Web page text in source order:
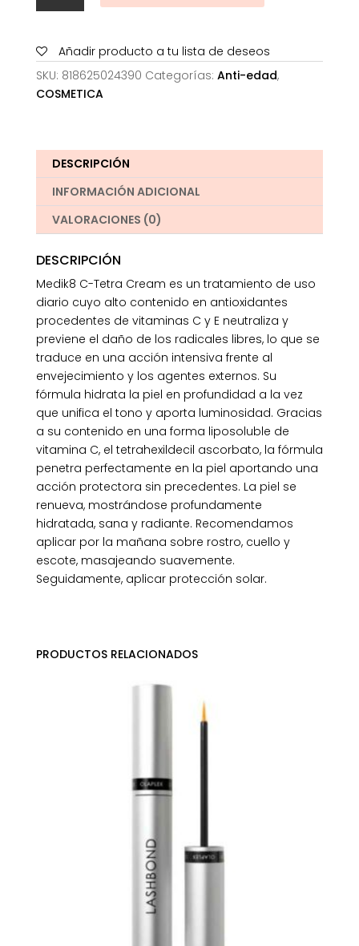
Tetra
Vitamina
C
Día
Añadir producto a tu lista de deseos
SKU: 818625024390 Categorías: Anti-edad,
COSMETICA
DESCRIPCIÓN
INFORMACIÓN ADICIONAL
VALORACIONES (0)
DESCRIPCIÓN
Medik8 C-Tetra Cream es un tratamiento de uso
diario cuyo alto contenido en antioxidantes
procedentes de vitaminas C y E neutraliza y
previene el daño de los radicales libres, lo que se
traduce en una acción intensiva frente al
envejecimiento y los agentes externos. Su
fórmula hidrata la piel en profundidad a la vez
que unifica el tono y aporta luminosidad. Gracias
a su contenido en una forma liposoluble de
vitamina C, el tetrahexildecil ascorbato, la fórmula
penetra perfectamente en la piel aportando una
acción protectora sin precedentes. La piel se
renueva, mostrándose profundamente
hidratada, sana y radiante. Recomendamos
aplicar por la mañana sobre rostro, cuello y
escote, masajeando suavemente.
Seguidamente, aplicar protección solar.
PRODUCTOS RELACIONADOS